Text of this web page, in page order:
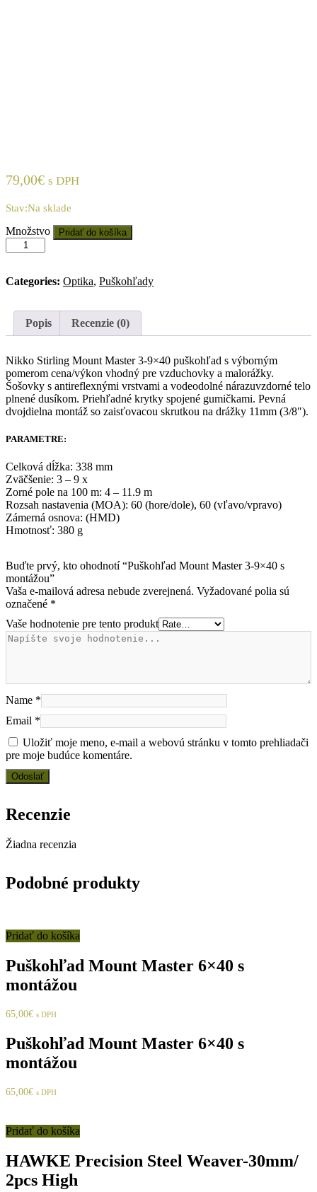
79,00€ s DPH
Stav:Na sklade
Množstvo:
Puškohľad
Mount
3-
montážou
Množstvo Pridať do košíka
Categories: Optika, Puškohľady
Popis Recenzie (0)
Nikko Stirling Mount Master 3-9×40 puškohľad s výborným
pomerom cena/výkon vhodný pre vzduchovky a malorážky.
Šošovky s antireflexnými vrstvami a vodeodolné nárazuvzdorné telo
plnené dusíkom. Priehľadné krytky spojené gumičkami. Pevná
dvojdielna montáž so zaisťovacou skrutkou na drážky 11mm (3/8″).
PARAMETRE:
Celková dĺžka: 338 mm
Zväčšenie: 3 – 9 x
Zorné pole na 100 m: 4 – 11.9 m
Rozsah nastavenia (MOA): 60 (hore/dole), 60 (vľavo/vpravo)
Zámerná osnova: (HMD)
Hmotnosť: 380 g
Buďte prvý, kto ohodnotí “Puškohľad Mount Master 3-9×40 s
montážou”
Vaša e-mailová adresa nebude zverejnená. Vyžadované polia sú
označené *
Vaše hodnotenie pre tento produkt
Name *
Email *
Uložiť moje meno, e-mail a webovú stránku v tomto prehliadači
pre moje budúce komentáre.
Recenzie
Žiadna recenzia
Podobné produkty
Pridať do košíka
Puškohľad Mount Master 6×40 s
montážou
65,00€ s DPH
Puškohľad Mount Master 6×40 s
montážou
65,00€ s DPH
Pridať do košíka
HAWKE Precision Steel Weaver-30mm/
2pcs High